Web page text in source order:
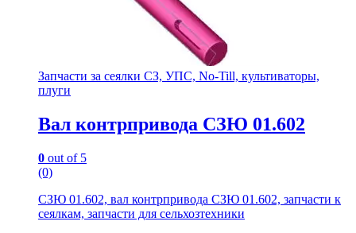
Запчасти за сеялки СЗ, УПС, No-Till, культиваторы,
плуги
Вал контрпривода СЗЮ 01.602
0 out of 5
(0)
СЗЮ 01.602, вал контрпривода СЗЮ 01.602, запчасти к
сеялкам, запчасти для сельхозтехники